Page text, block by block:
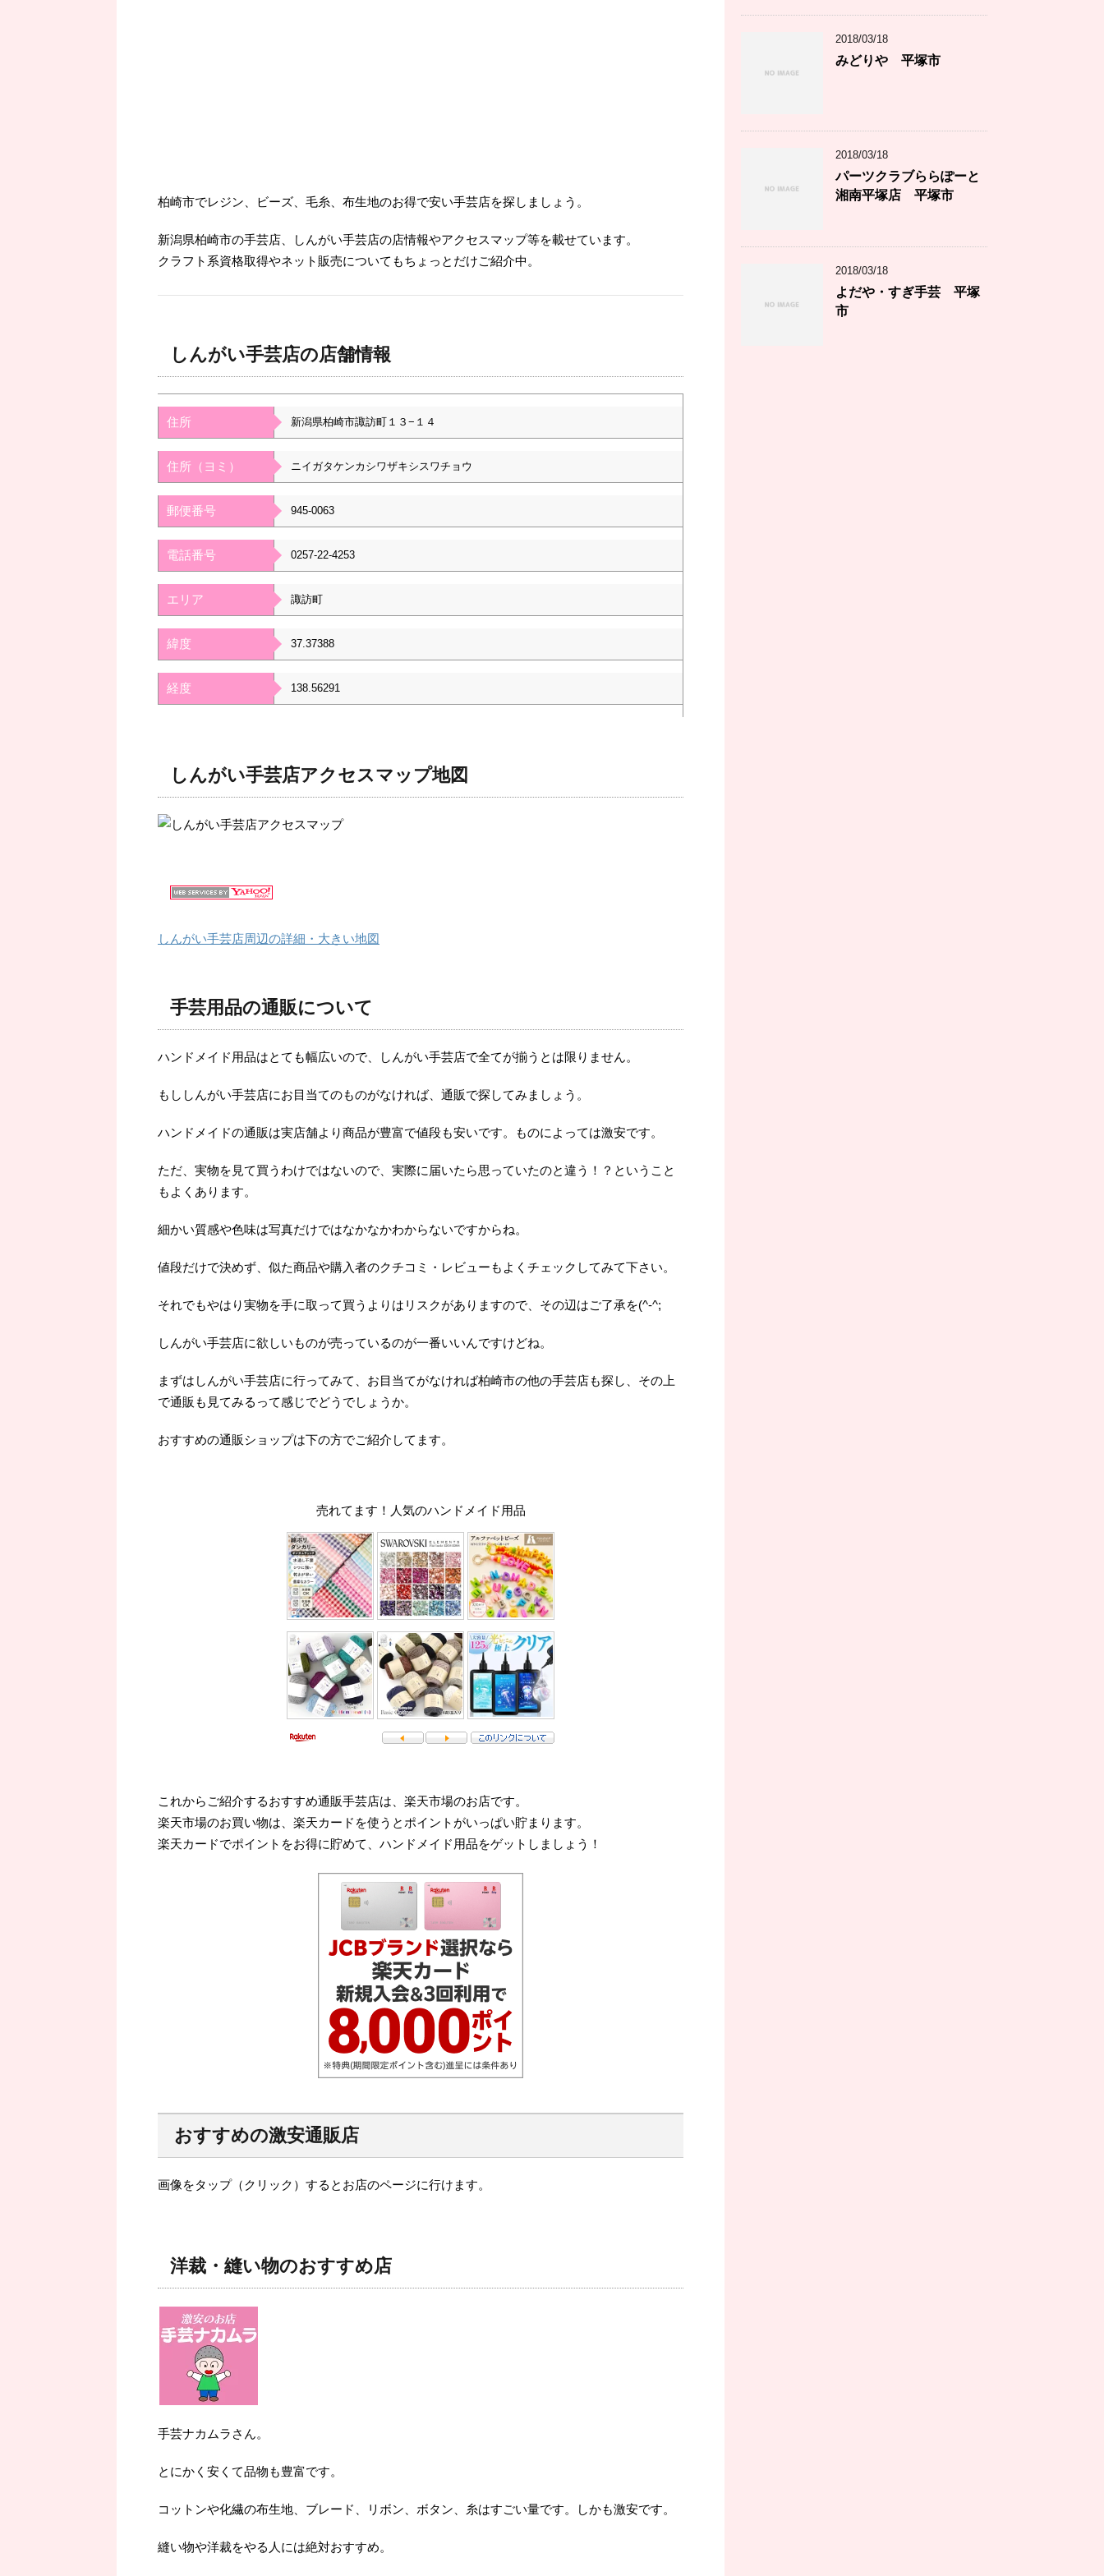
柏崎市でレジン、ビーズ、毛糸、布生地のお得で安い手芸店を探しましょう。
新潟県柏崎市の手芸店、しんがい手芸店の店情報やアクセスマップ等を載せています。
クラフト系資格取得やネット販売についてもちょっとだけご紹介中。
しんがい手芸店の店舗情報
住所 新潟県柏崎市諏訪町１３−１４
住所（ヨミ） ニイガタケンカシワザキシスワチョウ
郵便番号 945-0063
電話番号 0257-22-4253
エリア 諏訪町
緯度 37.37388
経度 138.56291
しんがい手芸店アクセスマップ地図
しんがい手芸店周辺の詳細・大きい地図
手芸用品の通販について
ハンドメイド用品はとても幅広いので、しんがい手芸店で全てが揃うとは限りません。
もししんがい手芸店にお目当てのものがなければ、通販で探してみましょう。
ハンドメイドの通販は実店舗より商品が豊富で値段も安いです。ものによっては激安です。
ただ、実物を見て買うわけではないので、実際に届いたら思っていたのと違う！？ということ
もよくあります。
細かい質感や色味は写真だけではなかなかわからないですからね。
値段だけで決めず、似た商品や購入者のクチコミ・レビューもよくチェックしてみて下さい。
それでもやはり実物を手に取って買うよりはリスクがありますので、その辺はご了承を(^-^;
しんがい手芸店に欲しいものが売っているのが一番いいんですけどね。
まずはしんがい手芸店に行ってみて、お目当てがなければ柏崎市の他の手芸店も探し、その上
で通販も見てみるって感じでどうでしょうか。
おすすめの通販ショップは下の方でご紹介してます。
売れてます！人気のハンドメイド用品
これからご紹介するおすすめ通販手芸店は、楽天市場のお店です。
楽天市場のお買い物は、楽天カードを使うとポイントがいっぱい貯まります。
楽天カードでポイントをお得に貯めて、ハンドメイド用品をゲットしましょう！
おすすめの激安通販店
画像をタップ（クリック）するとお店のページに行けます。
洋裁・縫い物のおすすめ店
手芸ナカムラさん。
とにかく安くて品物も豊富です。
コットンや化繊の布生地、ブレード、リボン、ボタン、糸はすごい量です。しかも激安です。
縫い物や洋裁をやる人には絶対おすすめ。
2018/03/18
みどりや 平塚市
2018/03/18
パーツクラブららぽーと
湘南平塚店 平塚市
2018/03/18
よだや・すぎ手芸 平塚
市